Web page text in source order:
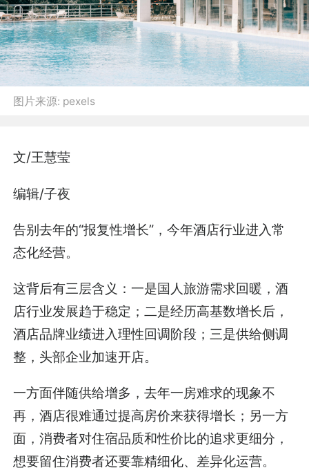
图片来源: pexels
文/王慧莹
编辑/子夜
告别去年的“报复性增长”，今年酒店行业进入常
态化经营。
这背后有三层含义：一是国人旅游需求回暖，酒
店行业发展趋于稳定；二是经历高基数增长后，
酒店品牌业绩进入理性回调阶段；三是供给侧调
整，头部企业加速开店。
一方面伴随供给增多，去年一房难求的现象不
再，酒店很难通过提高房价来获得增长；另一方
面，消费者对住宿品质和性价比的追求更细分，
想要留住消费者还要靠精细化、差异化运营。